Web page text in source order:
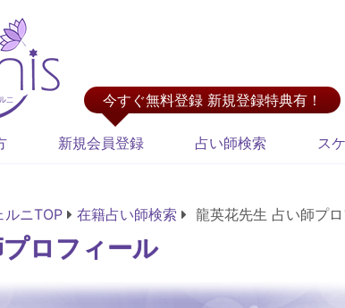
今すぐ無料登録 新規登録特典有！
新規会員登録 占い師検索 ス
ルニTOP 在籍占い師検索 龍英花先生 占い師プ
ロフィール